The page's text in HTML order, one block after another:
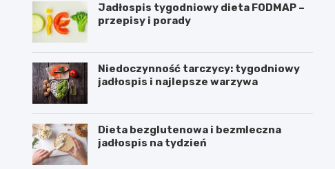
Jadłospis tygodniowy dieta FODMAP –
przepisy i porady
Niedoczynność tarczycy: tygodniowy
jadłospis i najlepsze warzywa
Dieta bezglutenowa i bezmleczna
jadłospis na tydzień